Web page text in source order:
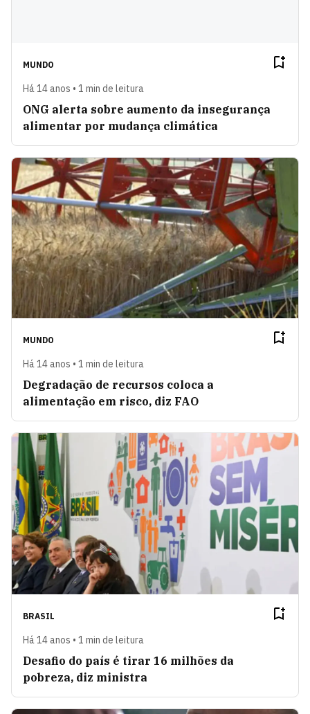
MUNDO
Há 14 anos • 1 min de leitura
ONG alerta sobre aumento da insegurança
alimentar por mudança climática
MUNDO
Há 14 anos • 1 min de leitura
Degradação de recursos coloca a
alimentação em risco, diz FAO
BRASIL
Há 14 anos • 1 min de leitura
Desafio do país é tirar 16 milhões da
pobreza, diz ministra